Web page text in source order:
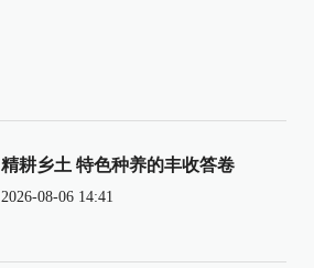
精耕乡土 特色种养的丰收答卷
2026-08-06 14:41